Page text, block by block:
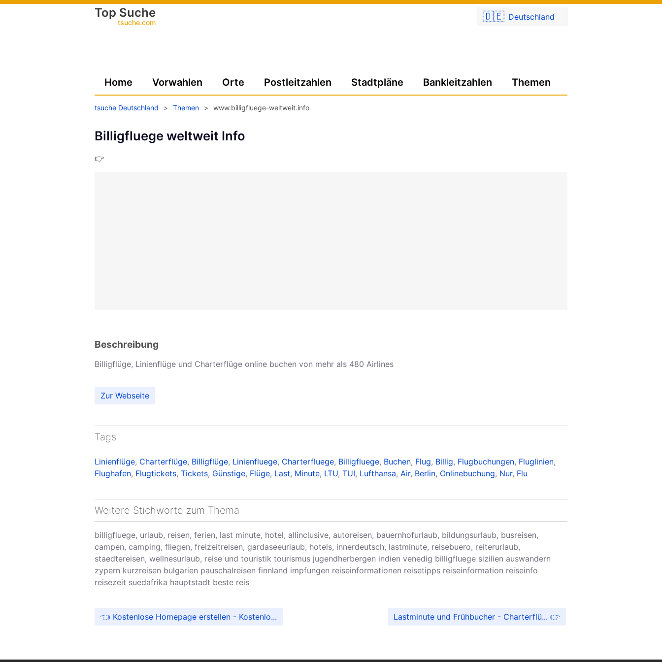
🇩🇪 Deutschland
Top Suche
tsuche.com
Home Vorwahlen Orte Postleitzahlen Stadtpläne Bankleitzahlen Themen
tsuche Deutschland > Themen > www.billigfluege-weltweit.info
Billigfluege weltweit Info
👉
Beschreibung
Billigflüge, Linienflüge und Charterflüge online buchen von mehr als 480 Airlines
Zur Webseite
Tags
Linienflüge, Charterflüge, Billigflüge, Linienfluege, Charterfluege, Billigfluege, Buchen, Flug, Billig, Flugbuchungen, Fluglinien,
Flughafen, Flugtickets, Tickets, Günstige, Flüge, Last, Minute, LTU, TUI, Lufthansa, Air, Berlin, Onlinebuchung, Nur, Flu
Weitere Stichworte zum Thema
billigfluege, urlaub, reisen, ferien, last minute, hotel, allinclusive, autoreisen, bauernhofurlaub, bildungsurlaub, busreisen,
campen, camping, fliegen, freizeitreisen, gardaseeurlaub, hotels, innerdeutsch, lastminute, reisebuero, reiterurlaub,
staedtereisen, wellnesurlaub, reise und touristik tourismus jugendherbergen indien venedig billigfluege sizilien auswandern
zypern kurzreisen bulgarien pauschalreisen finnland impfungen reiseinformationen reisetipps reiseinformation reiseinfo
reisezeit suedafrika hauptstadt beste reis
Kostenlose Homepage erstellen - Kostenlo... Lastminute und Frühbucher - Charterflü...